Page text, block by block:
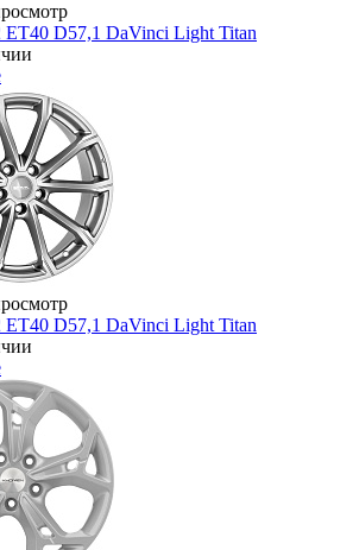
ET40 D57,1 DaVinci Light Titan
ET40 D57,1 DaVinci Light Titan